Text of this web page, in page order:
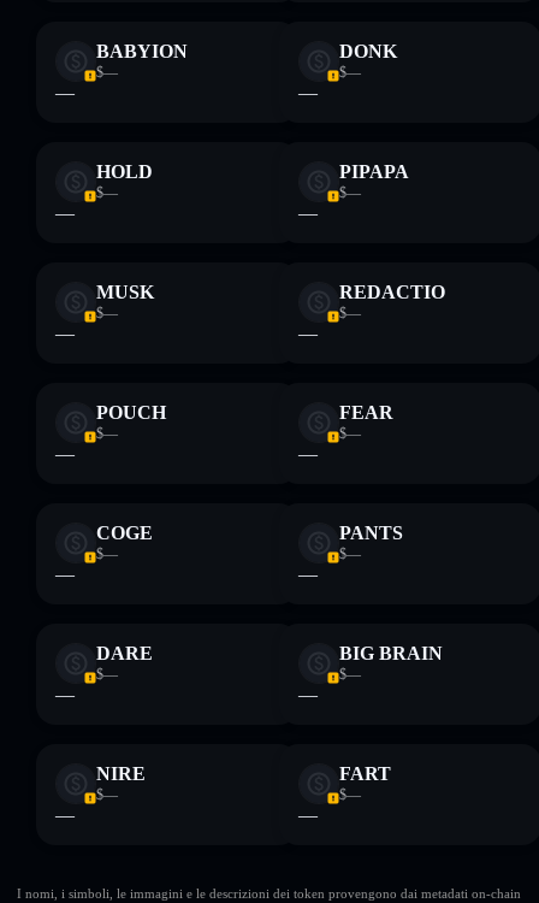
BABYION
$—
—
DONK
$—
—
HOLD
$—
—
PIPAPA
$—
—
MUSK
$—
—
REDACTIO
$—
—
POUCH
$—
—
FEAR
$—
—
COGE
$—
—
PANTS
$—
—
DARE
$—
—
BIG BRAIN
$—
—
NIRE
$—
—
FART
$—
—
I nomi, i simboli, le immagini e le descrizioni dei token provengono dai metadati on-chain